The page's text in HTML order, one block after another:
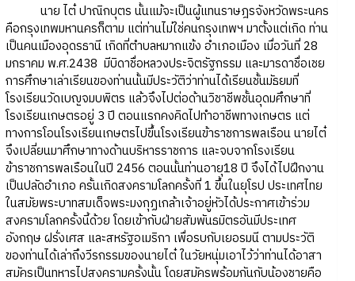
นาย ไต๋ ปาณิกบุตร นั้นแม้จะเป็นผู้แทนราษฎรจังหวัดพระนคร
คือกรุงเทพมหานครก็ตาม แต่ท่านไม่ใช่คนกรุงเทพฯ มาตั้งแต่เกิด ท่าน
เป็นคนเมืองอุดรธานี เกิดที่ตำบลหมากแข้ง อำเภอเมือง เมื่อวันที่ 28
มกราคม พ.ศ.2438 มีบิดาชื่อหลวงประจิตรัฐกรรม และมารดาชื่อเชย
การศึกษาเล่าเรียนของท่านนั้นมีประวัติว่าท่านได้เรียนชั้นมัธยมที่
โรงเรียนวัดเบญจมบพิตร แล้วจึงไปต่อด้านวิชาชีพชั้นอุดมศึกษาที่
โรงเรียนเกษตรอยู่ 3 ปี ตอนแรกคงคิดไปทำอาชีพทางเกษตร แต่
ทางการโอนโรงเรียนเกษตรไปขึ้นโรงเรียนข้าราชการพลเรือน นายไต๋
จึงเปลี่ยนมาศึกษาทางด้านบริหารราชการ และจบจากโรงเรียน
ข้าราชการพลเรือนในปี 2456 ตอนนั้นท่านอายุ18 ปี จึงได้ไปฝึกงาน
เป็นปลัดอำเภอ ครั้นเกิดสงครามโลกครั้งที่ 1 ขึ้นในยุโรป ประเทศไทย
ในสมัยพระบาทสมเด็จพระมงกุฏเกล้าเจ้าอยู่หัวได้ประกาศเข้าร่วม
สงครามโลกครั้งนี้ด้วย โดยเข้ากับฝ่ายสัมพันธมิตรอันมีประเทศ
อังกฤษ ฝรั่งเศส และสหรัฐอเมริกา เพื่อรบกับเยอรมนี ตามประวัติ
ของท่านได้เล่าถึงวีรกรรมของนายไต๋ ในวัยหนุ่มเอาไว้ว่าท่านได้อาสา
สมัครเป็นทหารไปสงครามครั้งนั้น โดยสมัครพร้อมกันกับน้องชายคือ